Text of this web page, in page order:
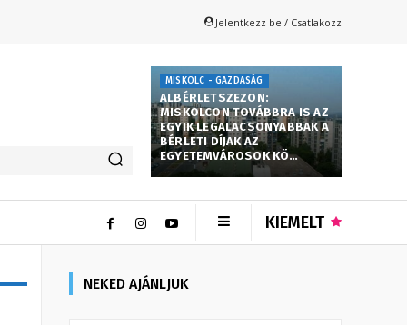
Jelentkezz be / Csatlakozz
MISKOLC - GAZDASÁG
ALBÉRLETSZEZON:
MISKOLCON TOVÁBBRA IS AZ
EGYIK LEGALACSONYABBAK A
BÉRLETI DÍJAK AZ
EGYETEMVÁROSOK KÖ…
KIEMELT
NEKED AJÁNLJUK